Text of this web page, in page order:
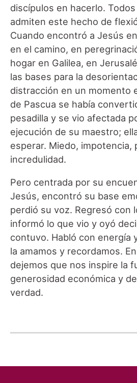
discípulos en hacerlo.
admiten este hecho de
Cuando encontró a Jesús
en el camino, en
hogar en Galilea, en
las bases para la
distracción en un momento
de Pascua se había
pesadilla y se vio afectada
ejecución de su maestro;
esperar. Miedo, impotencia,
incredulidad.
Pero centrada por su
Jesús, encontró su base
perdió su voz. Regresó con
informó lo que vio y oyó
contuvo. Habló con energía
la amamos y recordamos.
dejemos que nos inspire la
generosidad económica y
verdad.